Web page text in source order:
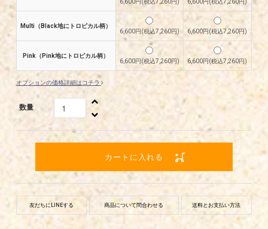
6,600円(税込7,260円)
6,600円(税込7,260円)
Multi（Black地にトロピカル柄）
6,600円(税込7,260円)
6,600円(税込7,260円)
Pink（Pink地にトロピカル柄）
6,600円(税込7,260円)
6,600円(税込7,260円)
オプションの価格詳細はコチラ
数量
カートに入れる
友だちにLINEする 商品について問合わせる 送料とお支払い方法